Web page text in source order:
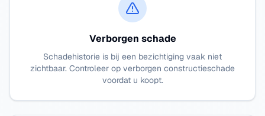
Verborgen schade
Schadehistorie is bij een bezichtiging vaak niet
zichtbaar. Controleer op verborgen constructieschade
voordat u koopt.